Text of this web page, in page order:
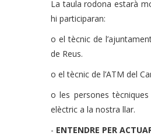
La taula rodona estarà
hi participaran:
o el tècnic de
de Reus.
o el tècnic de l’ATM del
o les persones
elèctric a la nostra llar.
- ENTENDRE PER